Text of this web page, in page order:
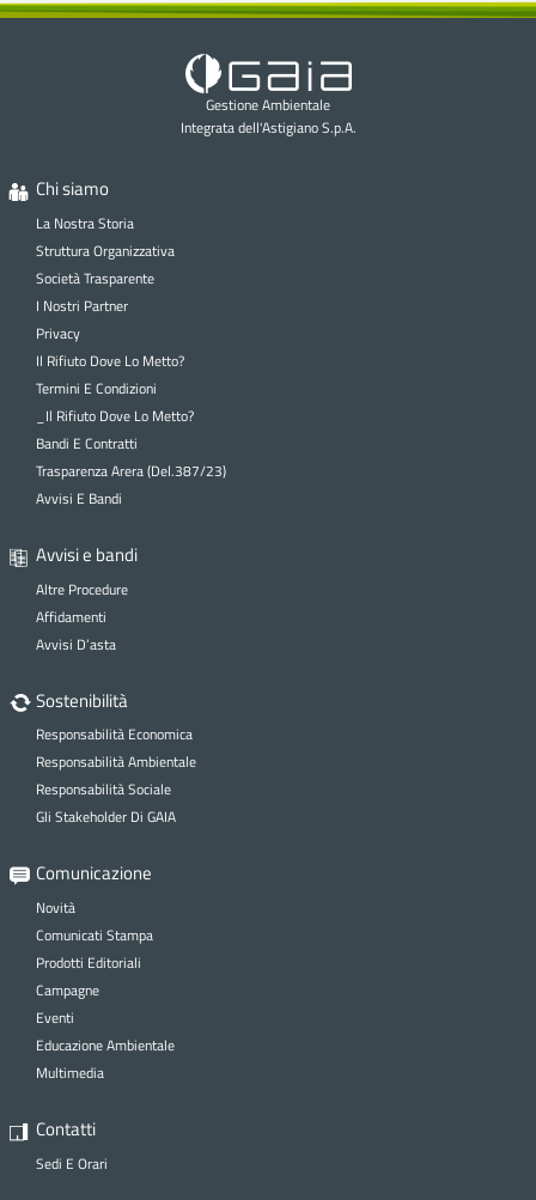
I
I
I
M
R
Gestione Ambientale
Integrata dell'Astigiano S.p.A.
Chi siamo
La Nostra Storia
Struttura Organizzativa
Società Trasparente
I Nostri Partner
Privacy
Il Rifiuto Dove Lo Metto?
Termini E Condizioni
_Il Rifiuto Dove Lo Metto?
Bandi E Contratti
Trasparenza Arera (Del.387/23)
Avvisi E Bandi
Avvisi e bandi
Altre Procedure
Affidamenti
Avvisi D’asta
Sostenibilità
Responsabilità Economica
Responsabilità Ambientale
Responsabilità Sociale
Gli Stakeholder Di GAIA
Comunicazione
Novità
Comunicati Stampa
Prodotti Editoriali
Campagne
Eventi
Educazione Ambientale
Multimedia
Contatti
Sedi E Orari